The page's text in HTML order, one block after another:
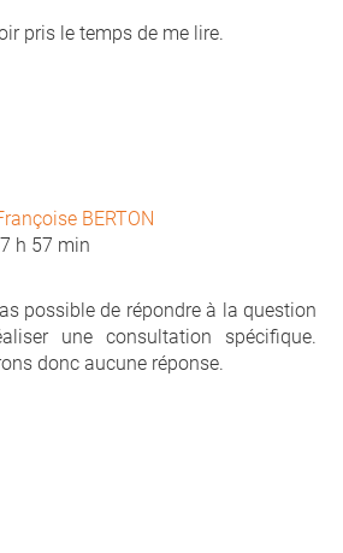
pris le temps de me lire.
BERTON
h 57 min
possible de répondre à la question
une consultation spécifique.
donc aucune réponse.